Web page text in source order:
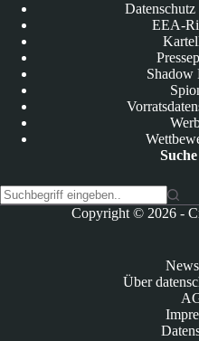
EEA-
Shadow
Suche
Copyright © 2026 -
Über